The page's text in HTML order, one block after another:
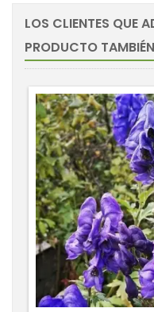
LOS CLIENTES QUE
PRODUCTO